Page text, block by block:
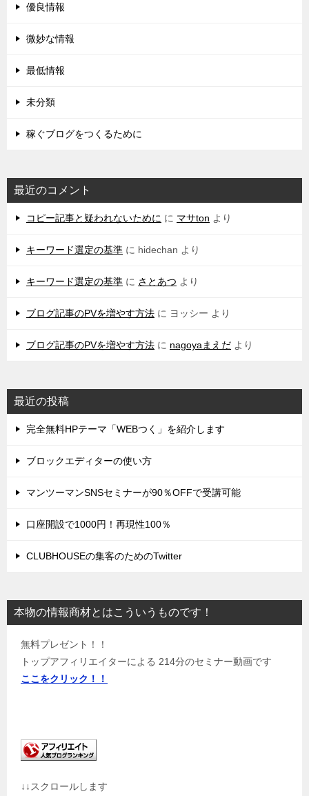
優良情報
微妙な情報
最低情報
未分類
稼ぐブログをつくるために
最近のコメント
コピー記事と疑われないために に マサton より
キーワード選定の基準 に hidechan より
キーワード選定の基準 に さとあつ より
ブログ記事のPVを増やす方法 に ヨッシー より
ブログ記事のPVを増やす方法 に nagoyaまえだ より
最近の投稿
完全無料HPテーマ「WEBつく」を紹介します
ブロックエディターの使い方
マンツーマンSNSセミナーが90％OFFで受講可能
口座開設で1000円！再現性100％
CLUBHOUSEの集客のためのTwitter
本物の情報商材とはこういうものです！
無料プレゼント！！
トップアフィリエイターによる 214分のセミナー動画です
ここをクリック！！
↓↓スクロールします